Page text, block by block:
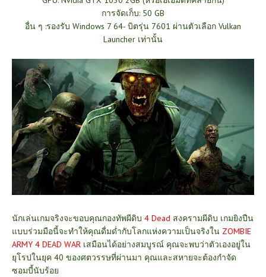
การจัดเก็บ: 50 GB
อื่น ๆ :รองรับ Windows 7 64- บิตรุ่น 7601 ผ่านตัวเลือก Vulkan
Launcher เท่านั้น
นักเล่นเกมจริงจะขอบคุณกองทัพผีดิบ 4 Dead สงครามผีดิบ เกมยิงปืน
แบบร่วมมือนี้จะทำให้คุณดื่มด่ำกับโลกแห่งความเป็นจริงใน ZOMBIE
ARMY 4 DEAD WAR เสมือนได้อย่างสมบูรณ์ คุณจะพบว่าตัวเองอยู่ใน
ยุโรปในยุค 40 ของศตวรรษที่ผ่านมา คุณและสหายจะต้องกำจัด
ซอมบี้นับร้อย